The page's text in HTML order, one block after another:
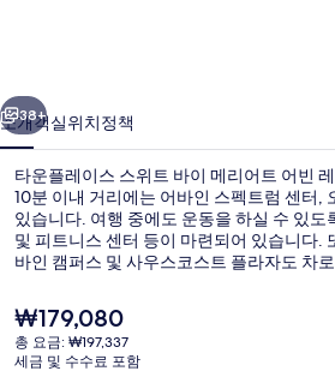
위
트
바
이
메
리
어
38+
소개객실위치정책
타운플레이스 스위트 바이 메리어트 어빈
10분 이내 거리에는 어바인 스펙트럼 센터,
있습니다. 여행 중에도 운동을 하실 수 있도
및 피트니스 센터 등이 마련되어 있습니다.
바인 캠퍼스 및 사우스코스트 플라자도 차
현
재
가
₩179,080
총 요금: ₩197,337
세금 및 수수료 포함